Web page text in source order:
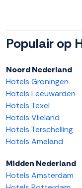
Populair op
Noord Nederland
Hotels Groningen
Hotels Leeuwarden
Hotels Texel
Hotels Vlieland
Hotels Terschelling
Hotels Ameland
Midden Nederland
Hotels Amsterdam